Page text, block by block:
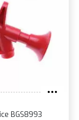
BGS8993